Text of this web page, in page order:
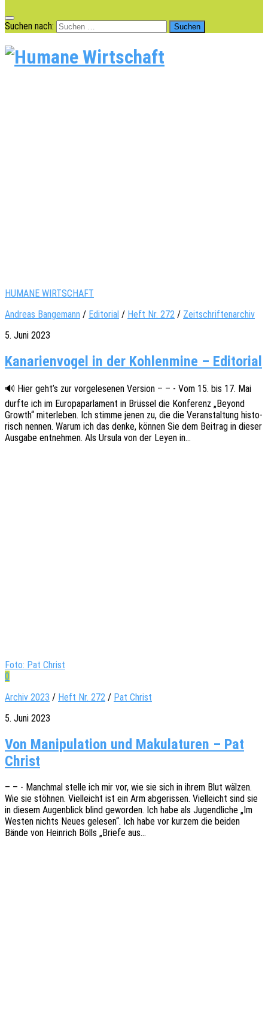
Suchen nach:
HUMANE WIRTSCHAFT
Andreas Bangemann / Editorial / Heft Nr. 272 / Zeitschriftenarchiv
5. Juni 2023
Kanarienvogel in der Kohlenmine – Editorial
🔊 Hier geht’s zur vorge­le­se­nen Versi­on – – - Vom 15. bis 17. Mai
durfte ich im Euro­pa­par­la­ment in Brüs­sel die Konfe­renz „Beyond
Growth“ miter­le­ben. Ich stimme jenen zu, die die Veran­stal­tung histo­
risch nennen. Warum ich das denke, können Sie dem Beitrag in dieser
Ausga­be entneh­men. Als Ursula von der Leyen in…
Foto: Pat Christ
0
Archiv 2023 / Heft Nr. 272 / Pat Christ
5. Juni 2023
Von Manipulation und Makulaturen – Pat
Christ
– – - Manch­mal stelle ich mir vor, wie sie sich in ihrem Blut wälzen.
Wie sie stöh­nen. Viel­leicht ist ein Arm abge­ris­sen. Viel­leicht sind sie
in diesem Augen­blick blind gewor­den. Ich habe als Jugend­li­che „Im
Westen nichts Neues gele­sen“. Ich habe vor kurzem die beiden
Bände von Hein­rich Bölls „Briefe aus…